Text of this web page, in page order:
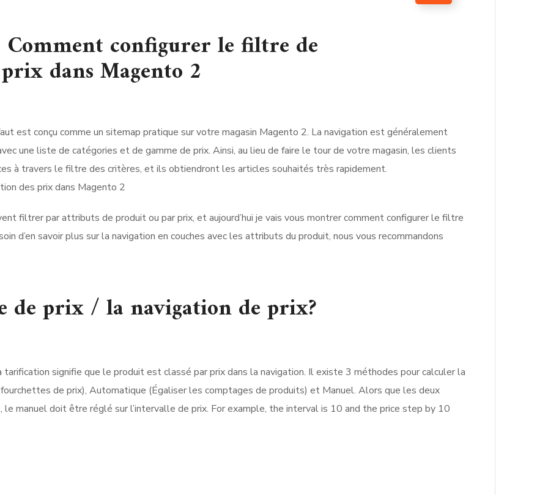
Comment configurer le filtre de
dans Magento 2
est conçu comme un sitemap pratique sur votre magasin Magento 2. La navigation est généralement
une liste de catégories et de gamme de prix. Ainsi, au lieu de faire le tour de votre magasin, les clients
à travers le filtre des critères, et ils obtiendront les articles souhaités très rapidement.
filtrer par attributs de produit ou par prix, et aujourd’hui je vais vous montrer comment configurer le filtre
d’en savoir plus sur la navigation en couches avec les attributs du produit, nous vous recommandons
de prix / la navigation de prix?
signifie que le produit est classé par prix dans la navigation. Il existe 3 méthodes pour calculer la
de prix), Automatique (Égaliser les comptages de produits) et Manuel. Alors que les deux
manuel doit être réglé sur l’intervalle de prix. For example, the interval is 10 and the price step by 10